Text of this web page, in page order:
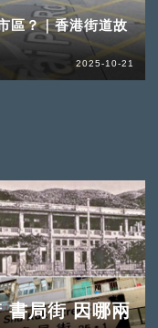
區？｜香港街道故
2025-10-21
書局街 因哪兩